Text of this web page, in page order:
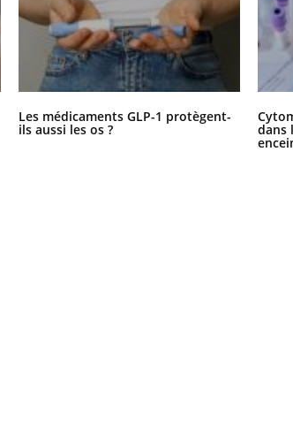
Les médicaments GLP-1 protègent-
ils aussi les os ? dans